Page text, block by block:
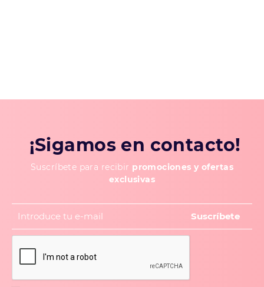
¡Sigamos en contacto!
Suscríbete para recibir promociones y ofertas
exclusivas